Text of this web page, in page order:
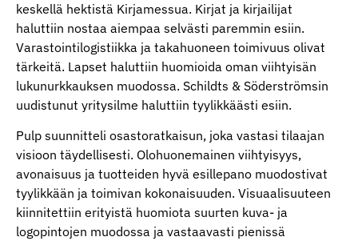
keskellä hektistä Kirjamessua. Kirjat ja kirjailijat
haluttiin nostaa aiempaa selvästi paremmin esiin.
Varastointilogistiikka ja takahuoneen toimivuus olivat
tärkeitä. Lapset haluttiin huomioida oman viihtyisän
lukunurkkauksen muodossa. Schildts & Söderströmsin
uudistunut yritysilme haluttiin tyylikkäästi esiin.
Pulp suunnitteli osastoratkaisun, joka vastasi tilaajan
visioon täydellisesti. Olohuonemainen viihtyisyys,
avonaisuus ja tuotteiden hyvä esillepano muodostivat
tyylikkään ja toimivan kokonaisuuden. Visuaalisuuteen
kiinnitettiin erityistä huomiota suurten kuva- ja
logopintojen muodossa ja vastaavasti pienissä